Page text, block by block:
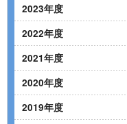
2023年度
2022年度
2021年度
2020年度
2019年度